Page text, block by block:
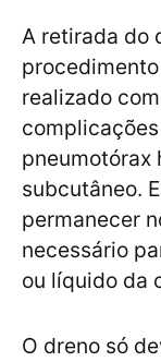
A retirada do
realizado
pneumotórax
subcutâneo.
permanecer
necessário
ou líquido da
O dreno só